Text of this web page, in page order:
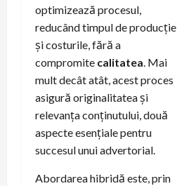
optimizează procesul,
reducând timpul de producție
și costurile, fără a
compromite calitatea. Mai
mult decât atât, acest proces
asigură originalitatea și
relevanța conținutului, două
aspecte esențiale pentru
succesul unui advertorial.
Abordarea hibridă este, prin